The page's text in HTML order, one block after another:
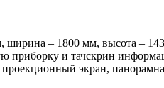
ширина – 1800 мм, высота –
приборку и тачскрин
экран,